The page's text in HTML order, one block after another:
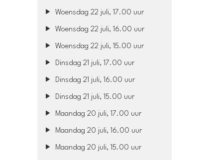
Woensdag 22 juli, 17.00 uur
Woensdag 22 juli, 16.00 uur
Woensdag 22 juli, 15.00 uur
Dinsdag 21 juli, 17.00 uur
Dinsdag 21 juli, 16.00 uur
Dinsdag 21 juli, 15.00 uur
Maandag 20 juli, 17.00 uur
Maandag 20 juli, 16.00 uur
Maandag 20 juli, 15.00 uur